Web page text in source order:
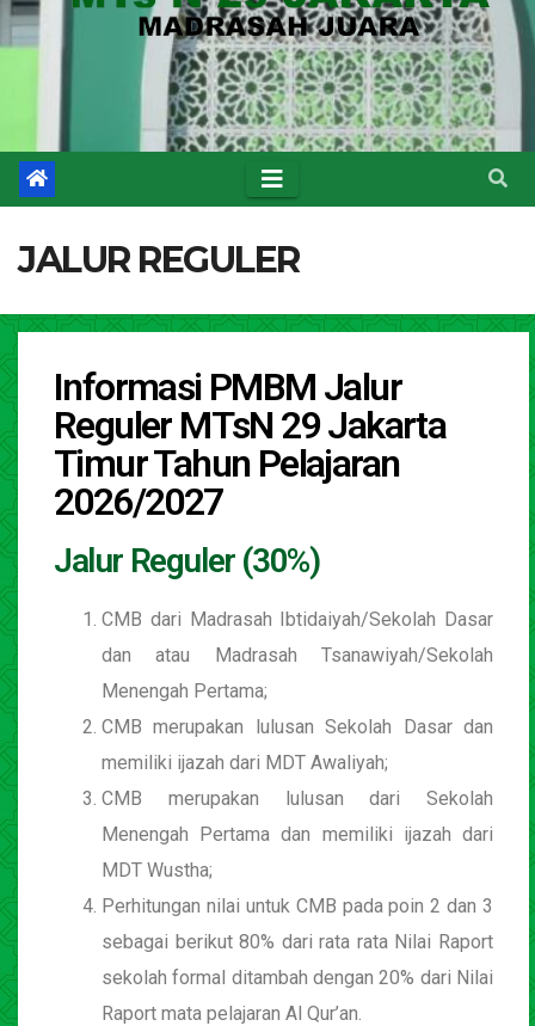
JALUR REGULER
Informasi PMBM Jalur
Reguler MTsN 29 Jakarta
Timur Tahun Pelajaran
2026/2027
Jalur Reguler (30%)
CMB dari Madrasah Ibtidaiyah/Sekolah Dasar
dan atau Madrasah Tsanawiyah/Sekolah
Menengah Pertama;
CMB merupakan lulusan Sekolah Dasar dan
memiliki ijazah dari MDT Awaliyah;
CMB merupakan lulusan dari Sekolah
Menengah Pertama dan memiliki ijazah dari
MDT Wustha;
Perhitungan nilai untuk CMB pada poin 2 dan 3
sebagai berikut 80% dari rata rata Nilai Raport
sekolah formal ditambah dengan 20% dari Nilai
Raport mata pelajaran Al Qur’an.